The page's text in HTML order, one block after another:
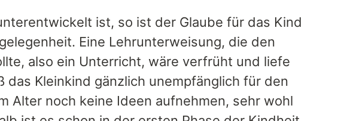
ist, so ist der Glaube für das Kind
Eine Lehrunterweisung, die den
also ein Unterricht, wäre verfrüht und liefe
Kleinkind gänzlich unempfänglich für den
Alter noch keine Ideen aufnehmen, sehr wohl